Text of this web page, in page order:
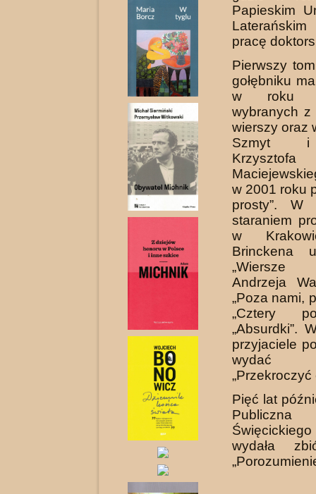
Papieskim
pracę
Pierwszy
gołębniku
w roku
wybranych z
wierszy oraz
Szmyt i
Krzysztofa
w 2001 roku
prosty”. W
staraniem
w
Brinckena
„Wiersze
Andrzeja
„Poza nami,
„Cztery
„Absurdki”.
przyjaciele
„Przekroczyć
Pięć lat
wydała